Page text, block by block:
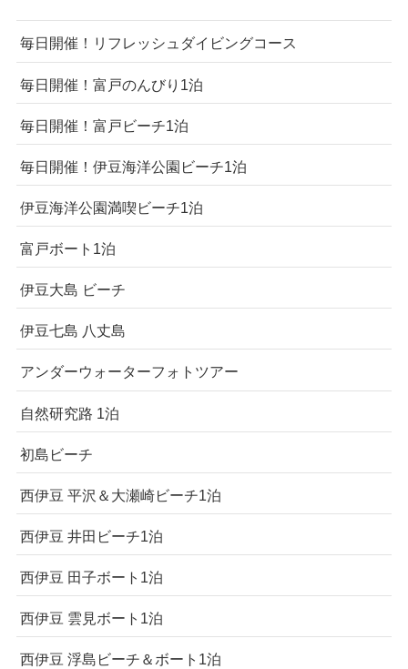
毎日開催！リフレッシュダイビングコース
毎日開催！富戸のんびり1泊
毎日開催！富戸ビーチ1泊
毎日開催！伊豆海洋公園ビーチ1泊
伊豆海洋公園満喫ビーチ1泊
富戸ボート1泊
伊豆大島 ビーチ
伊豆七島 八丈島
アンダーウォーターフォトツアー
自然研究路 1泊
初島ビーチ
西伊豆 平沢＆大瀬崎ビーチ1泊
西伊豆 井田ビーチ1泊
西伊豆 田子ボート1泊
西伊豆 雲見ボート1泊
西伊豆 浮島ビーチ＆ボート1泊